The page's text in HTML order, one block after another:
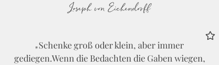
Joseph von Eichendorff
Schenke groß oder klein, aber immer
gediegen.Wenn die Bedachten die Gaben wiegen,